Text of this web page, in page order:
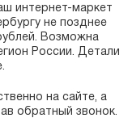
интернет-маркет
не позднее
Возможна
России. Детали
на сайте, а
обратный звонок.